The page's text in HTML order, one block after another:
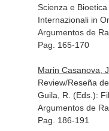
Scienza e
Internazionali in
Argumentos de
Pag. 165-170
Marin Casanova,
Review/Reseña
Guila, R. (Eds.):
Argumentos de
Pag. 186-191